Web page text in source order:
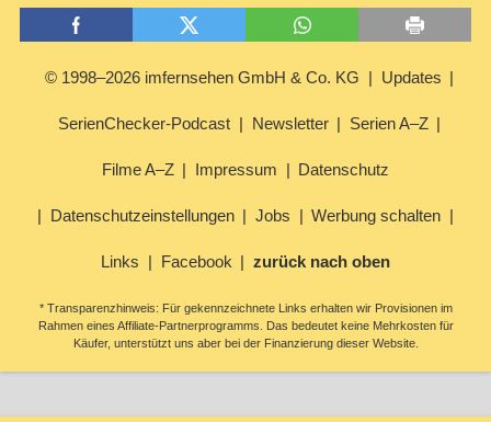
© 1998–2026 imfernsehen GmbH & Co. KG Updates
SerienChecker-Podcast Newsletter Serien A–Z
Filme A–Z Impressum Datenschutz
Datenschutzeinstellungen Jobs Werbung schalten
Links Facebook zurück nach oben
* Transparenzhinweis: Für gekennzeichnete Links erhalten wir Provisionen im
Rahmen eines Affiliate-Partnerprogramms. Das bedeutet keine Mehrkosten für
Käufer, unterstützt uns aber bei der Finanzierung dieser Website.